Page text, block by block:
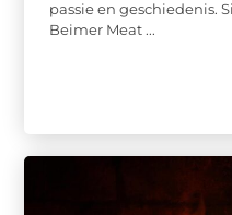
passie en geschiedenis.
Beimer Meat ...